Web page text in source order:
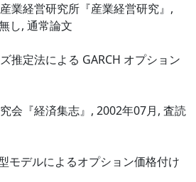
業経営研究所『産業経営研究』,
し, 通常論文
推定法による GARCH オプション
会『経済集志』, 2002年07月, 査読
モデルによるオプション価格付け